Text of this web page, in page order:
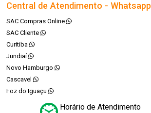
Central de Atendimento - Whatsapp
SAC Compras Online
SAC Cliente
Curitiba
Jundiaí
Novo Hamburgo
Cascavel
Foz do Iguaçu
Horário de Atendimento